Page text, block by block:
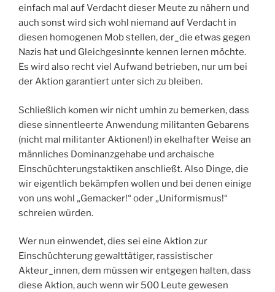
einfach mal auf Verdacht dieser Meute zu nähern und
auch sonst wird sich wohl niemand auf Verdacht in
diesen homogenen Mob stellen, der_die etwas gegen
Nazis hat und Gleichgesinnte kennen lernen möchte.
Es wird also recht viel Aufwand betrieben, nur um bei
der Aktion garantiert unter sich zu bleiben.
Schließlich komen wir nicht umhin zu bemerken, dass
diese sinnentleerte Anwendung militanten Gebarens
(nicht mal militanter Aktionen!) in ekelhafter Weise an
männliches Dominanzgehabe und archaische
Einschüchterungstaktiken anschließt. Also Dinge, die
wir eigentlich bekämpfen wollen und bei denen einige
von uns wohl „Gemacker!“ oder „Uniformismus!“
schreien würden.
Wer nun einwendet, dies sei eine Aktion zur
Einschüchterung gewalttätiger, rassistischer
Akteur_innen, dem müssen wir entgegen halten, dass
diese Aktion, auch wenn wir 500 Leute gewesen